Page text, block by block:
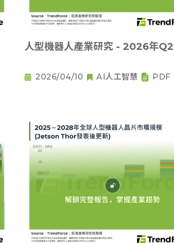
人型機器人產業研究 - 2026年Q2
2026/04/10 AI人工智慧 PDF